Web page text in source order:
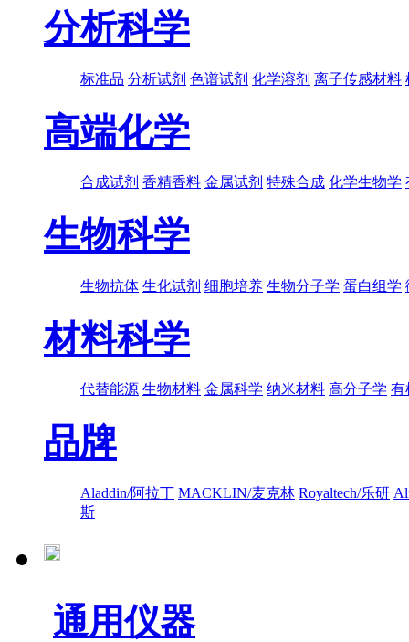
分析科学
标准品 分析试剂 色谱试剂 化学溶剂 离子传感材料
高端化学
合成试剂 香精香料 金属试剂 特殊合成 化学生物学
生物科学
生物抗体 生化试剂 细胞培养 生物分子学 蛋白组学
材料科学
代替能源 生物材料 金属科学 纳米材料 高分子学 有
品牌
Aladdin/阿拉丁 MACKLIN/麦克林 Royaltech/乐研
斯
通用仪器